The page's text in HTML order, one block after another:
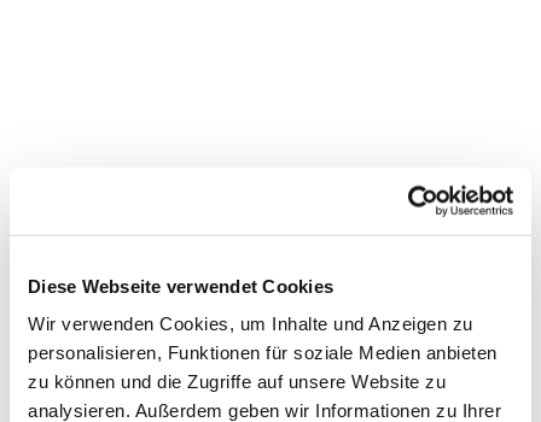
Diese Webseite verwendet Cookies
Wir verwenden Cookies, um Inhalte und Anzeigen zu
personalisieren, Funktionen für soziale Medien anbieten
zu können und die Zugriffe auf unsere Website zu
analysieren. Außerdem geben wir Informationen zu Ihrer